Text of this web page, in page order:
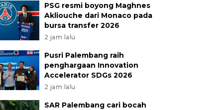
PSG resmi boyong Maghnes
Akliouche dari Monaco pada
bursa transfer 2026
2 jam lalu
Pusri Palembang raih
penghargaan Innovation
Accelerator SDGs 2026
2 jam lalu
SAR Palembang cari bocah